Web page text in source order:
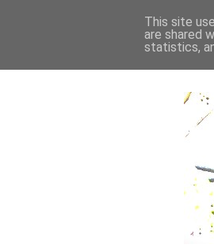
This site
are shared
statistics,